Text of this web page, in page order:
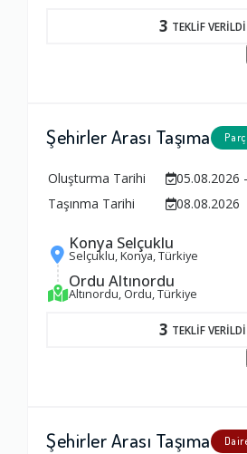
3 TEKLİF VERİLDİ
Şehirler Arası Taşıma
Oluşturma Tarihi
05.08.2026
Taşınma Tarihi
08.08.2026
Konya Selçuklu
Selçuklu, Konya, Türkiye
Ordu Altınordu
Altınordu, Ordu, Türkiye
3 TEKLİF VERİLDİ
Şehirler Arası Taşıma